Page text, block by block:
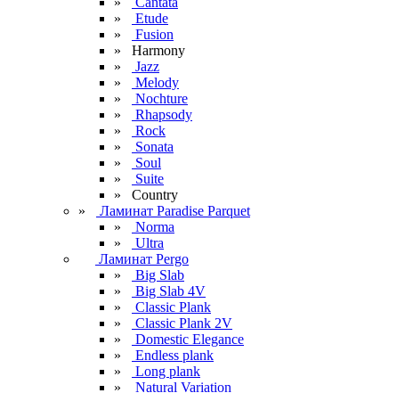
»
Etude
»
Fusion
» Harmony
»
Jazz
»
Melody
»
Nochture
»
Rhapsody
»
Rock
»
Sonata
»
Soul
»
Suite
» Сountry
»
Ламинат Paradise Parquet
»
Norma
»
Ultra
Ламинат Pergo
»
Big Slab
»
Big Slab 4V
»
Classic Plank
»
Classic Plank 2V
»
Domestic Elegance
»
Endless plank
»
Long plank
»
Natural Variation